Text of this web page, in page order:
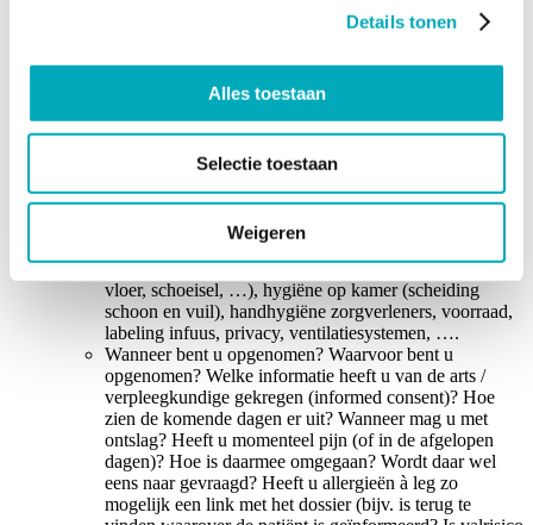
Details tonen
Alles toestaan
Selectie toestaan
Weigeren
Observeer / ervaar de directe patiëntenzorg door waar te
en afgetekend, hoe communicatie / visites / overdrachten
gebeuren, …).
Focus op uniform beleid (afspraken, …), evidence based,
beheersing risico’s, …
Interview met de patiënt en/of familie (indien mogelijk en na
toestemming)
Observeer tegelijkertijd een aantal risico’s, zoals
identificatie, valrisico’s (bel bij de hand, snoeren op
vloer, schoeisel, …), hygiëne op kamer (scheiding
schoon en vuil), handhygiëne zorgverleners, voorraad,
labeling infuus, privacy, ventilatiesystemen, ….
Wanneer bent u opgenomen? Waarvoor bent u
opgenomen? Welke informatie heeft u van de arts /
verpleegkundige gekregen (informed consent)? Hoe
zien de komende dagen er uit? Wanneer mag u met
ontslag? Heeft u momenteel pijn (of in de afgelopen
dagen)? Hoe is daarmee omgegaan? Wordt daar wel
eens naar gevraagd? Heeft u allergieën à leg zo
mogelijk een link met het dossier (bijv. is terug te